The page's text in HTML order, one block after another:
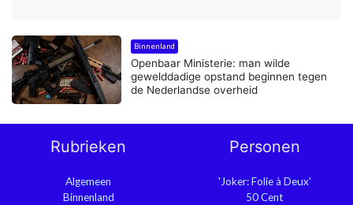
Binnenland
Openbaar Ministerie: man wilde
gewelddadige opstand beginnen tegen
de Nederlandse overheid
Rubrieken
Algemeen
Binnenland
Personen
'Joker: Folie à Deux'
50 Cent